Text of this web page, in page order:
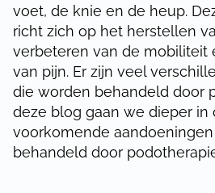
voet, de knie en de heup.
richt zich op het herstellen
verbeteren van de mobiliteit
van pijn. Er zijn veel
die worden behandeld door
deze blog gaan we dieper in
voorkomende
behandeld door